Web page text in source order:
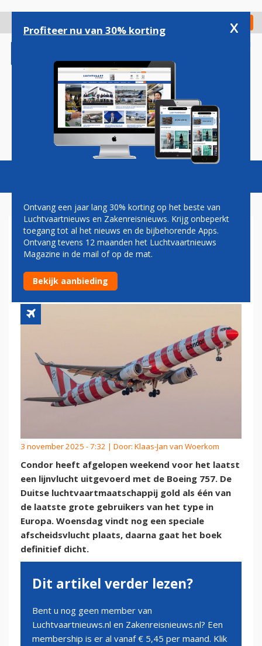
gaan
Check in
Magazine Podcasts Vacatures
CONDOR NEEMT AFSCHEID
VAN BOEING 757: EINDE VAN
EEN TIJDPERK
3 november 2025 - 7:32 | Door: Klaas-Jan van Woerkom
Condor heeft afgelopen weekend voor het laatst
een lijnvlucht uitgevoerd met de Boeing 757. De
Duitse luchtvaartmaatschappij gold als één van
de laatste grote gebruikers van het type in
Europa. Woensdag vindt nog een speciale
afscheidsvlucht plaats, daarna gaat het boek
definitief dicht.
Dit artikel verder lezen?
Bent u nog geen member van
Luchtvaartnieuws.nl en Zakenreisnieuws.nl? Een
membership is er al vanaf € 5,45 per maand. Klik
Profiteer nu van 30% korting x
Ontvang een jaar lang 30% korting op het beste van
Luchtvaartnieuws en Zakenreisnieuws. Krijg onbeperkt
toegang tot al het nieuws en de bijbehorende Apps.
Ontvang tevens 12 maanden het Luchtvaartnieuws
Magazine in de mail of op de mat.
Bekijk aanbieding